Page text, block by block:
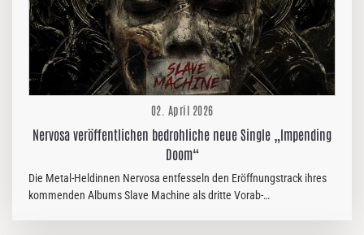
02. April 2026
Nervosa veröffentlichen bedrohliche neue Single „Impending
Doom“
Die Metal-Heldinnen Nervosa entfesseln den Eröffnungstrack ihres
kommenden Albums Slave Machine als dritte Vorab-